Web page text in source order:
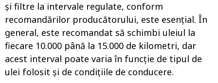
și filtre la intervale regulate, conform
recomandărilor producătorului, este esențial. În
general, este recomandat să schimbi uleiul la
fiecare 10.000 până la 15.000 de kilometri, dar
acest interval poate varia în funcție de tipul de
ulei folosit și de condițiile de conducere.